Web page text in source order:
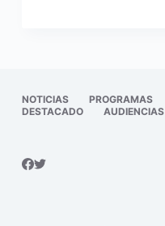
NOTICIAS PROGRAMAS
DESTACADO
AUDIENCIAS